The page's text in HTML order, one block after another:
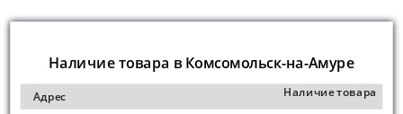
Наличие товара в Комсомольск-на-Амуре
Адрес Наличие товара